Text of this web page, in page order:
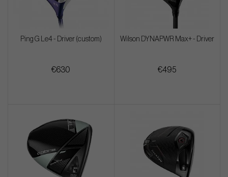
Ping G Le4 - Driver (custom)
€630
Wilson DYNAPWR Max+ - Driver
€495